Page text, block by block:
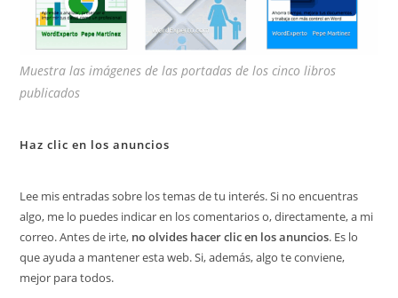
Muestra las imágenes de las portadas de los cinco libros
publicados
Haz clic en los anuncios
Lee mis entradas sobre los temas de tu interés. Si no encuentras
algo, me lo puedes indicar en los comentarios o, directamente, a mi
correo. Antes de irte, no olvides hacer clic en los anuncios. Es lo
que ayuda a mantener esta web. Si, además, algo te conviene,
mejor para todos.